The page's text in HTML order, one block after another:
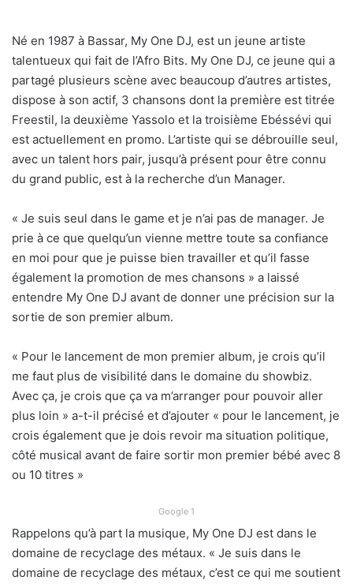
Né en 1987 à Bassar, My One DJ, est un jeune artiste
talentueux qui fait de l’Afro Bits. My One DJ, ce jeune qui a
partagé plusieurs scène avec beaucoup d’autres artistes,
dispose à son actif, 3 chansons dont la première est titrée
Freestil, la deuxième Yassolo et la troisième Ebéssévi qui
est actuellement en promo. L’artiste qui se débrouille seul,
avec un talent hors pair, jusqu’à présent pour être connu
du grand public, est à la recherche d’un Manager.
« Je suis seul dans le game et je n’ai pas de manager. Je
prie à ce que quelqu’un vienne mettre toute sa confiance
en moi pour que je puisse bien travailler et qu’il fasse
également la promotion de mes chansons » a laissé
entendre My One DJ avant de donner une précision sur la
sortie de son premier album.
« Pour le lancement de mon premier album, je crois qu’il
me faut plus de visibilité dans le domaine du showbiz.
Avec ça, je crois que ça va m’arranger pour pouvoir aller
plus loin » a-t-il précisé et d’ajouter « pour le lancement, je
crois également que je dois revoir ma situation politique,
côté musical avant de faire sortir mon premier bébé avec 8
ou 10 titres »
Google 1
Rappelons qu’à part la musique, My One DJ est dans le
domaine de recyclage des métaux. « Je suis dans le
domaine de recyclage des métaux, c’est ce qui me soutient